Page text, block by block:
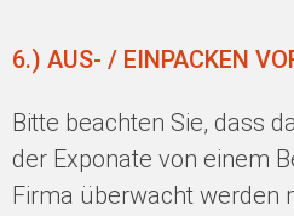
6.) AUS- / EINPACKEN
Bitte beachten Sie, dass
der Exponate von einem
Firma überwacht werden